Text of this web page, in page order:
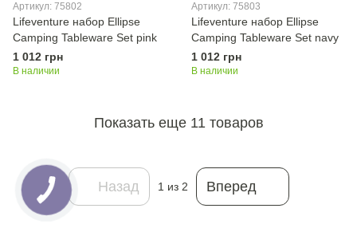
Артикул: 75802
Lifeventure набор Ellipse
Camping Tableware Set pink
1 012 грн
В наличии
Артикул: 75803
Lifeventure набор Ellipse
Camping Tableware Set navy
1 012 грн
В наличии
Показать еще 11 товаров
Назад 1 из 2 Вперед